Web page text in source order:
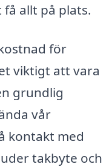
allt på plats.
för
viktigt att vara
grundlig
vår
kontakt med
takbyte och